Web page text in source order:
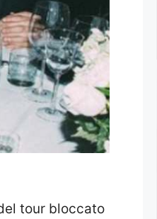
tour bloccato